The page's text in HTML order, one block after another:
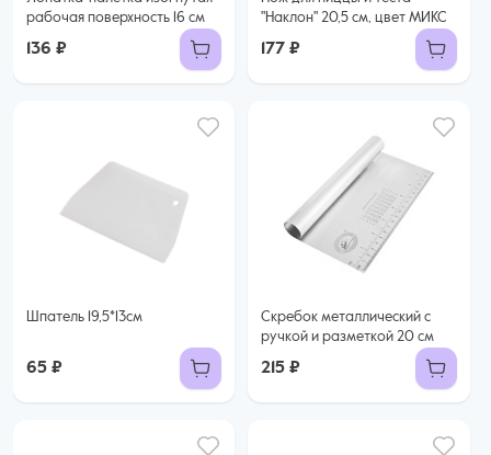
рабочая поверхность 16 см
136 ₽
"Наклон" 20,5 см, цвет МИКС
177 ₽
Шпатель 19,5*13см
65 ₽
Скребок металлический с
ручкой и разметкой 20 см
215 ₽